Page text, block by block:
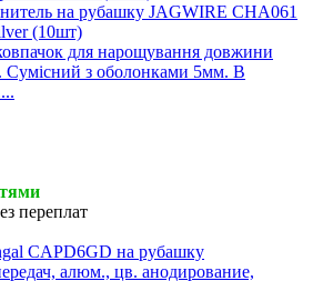
на рубашку JAGWIRE CHA061
(10шт)
для нарощування довжини
Сумісний з оболонками 5мм. В
переплат